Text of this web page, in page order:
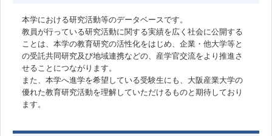
本学における研究活動等のデータベースです。
教員が行っている研究活動に関する実績を広く社会に公開する
ことは、本学の教育研究の活性化をはじめ、企業・他大学等と
の受託共同研究及び地域連携などの、産学官交流をより推進さ
せることにつながります。
また、本学へ進学を希望している受験生にも、大阪産業大学の
優れた教育研究活動を理解していただけるものと期待しており
ます。